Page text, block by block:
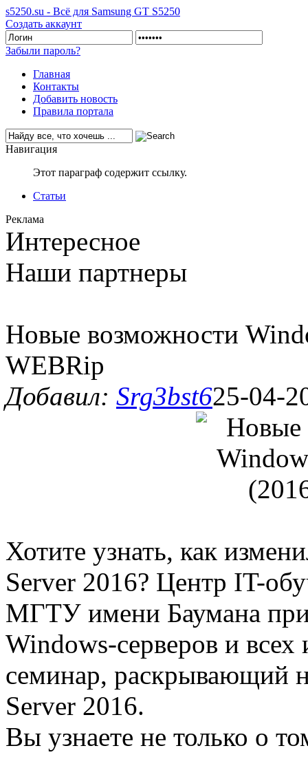
s5250.su - Всё для Samsung GT S5250
Создать аккаунт
Забыли пароль?
Главная
Контакты
Добавить новость
Правила портала
Навигация
Этот параграф содержит ссылку.
Статьи
Реклама
Интересное
Наши партнеры
Новые возможности
WEBRip
Добавил: Srg3bst625-04-
Хотите узнать, как
Server 2016? Центр IT-
МГТУ имени Баумана
Windows-серверов и
семинар, раскрывающий
Server 2016.
Вы узнаете не только о